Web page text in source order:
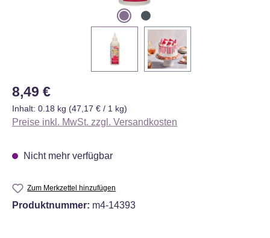
Regulärer Preis:
8,49 €
Inhalt: 0.18 kg (47,17 € / 1 kg)
Preise inkl. MwSt. zzgl. Versandkosten
Nicht mehr verfügbar
Zum Merkzettel hinzufügen
Produktnummer: m4-14393